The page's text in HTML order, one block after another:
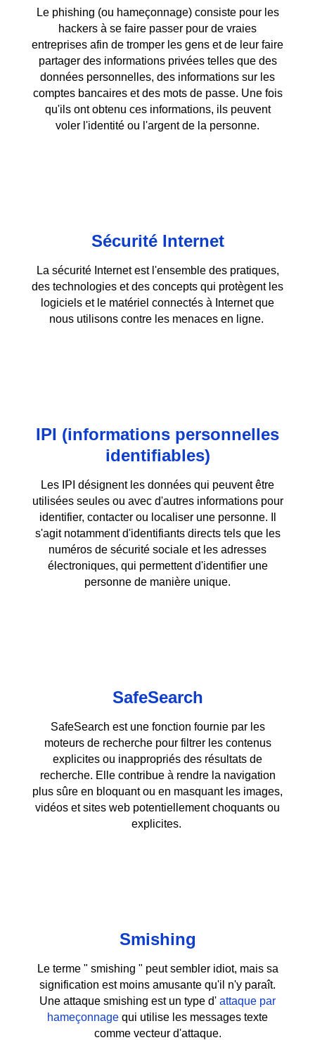
Le phishing (ou hameçonnage) consiste pour les
hackers à se faire passer pour de vraies
entreprises afin de tromper les gens et de leur faire
partager des informations privées telles que des
données personnelles, des informations sur les
comptes bancaires et des mots de passe. Une fois
qu'ils ont obtenu ces informations, ils peuvent
voler l'identité ou l'argent de la personne.
Sécurité Internet
La sécurité Internet est l'ensemble des pratiques,
des technologies et des concepts qui protègent les
logiciels et le matériel connectés à Internet que
nous utilisons contre les menaces en ligne.
IPI (informations personnelles
identifiables)
Les IPI désignent les données qui peuvent être
utilisées seules ou avec d'autres informations pour
identifier, contacter ou localiser une personne. Il
s'agit notamment d'identifiants directs tels que les
numéros de sécurité sociale et les adresses
électroniques, qui permettent d'identifier une
personne de manière unique.
SafeSearch
SafeSearch est une fonction fournie par les
moteurs de recherche pour filtrer les contenus
explicites ou inappropriés des résultats de
recherche. Elle contribue à rendre la navigation
plus sûre en bloquant ou en masquant les images,
vidéos et sites web potentiellement choquants ou
explicites.
Smishing
Le terme " smishing " peut sembler idiot, mais sa
signification est moins amusante qu'il n'y paraît.
Une attaque smishing est un type d' attaque par
hameçonnage qui utilise les messages texte
comme vecteur d'attaque.